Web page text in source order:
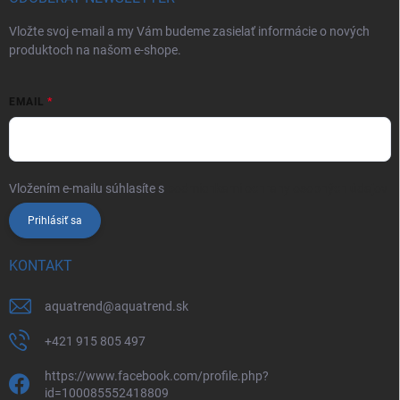
Vložte svoj e-mail a my Vám budeme zasielať informácie o nových
produktoch na našom e-shope.
EMAIL
Vložením e-mailu súhlasíte s
Prihlásiť sa
KONTAKT
aquatrend@aquatrend.sk
+421 915 805 497
https://www.facebook.com/profile.php?
id=100085552418809